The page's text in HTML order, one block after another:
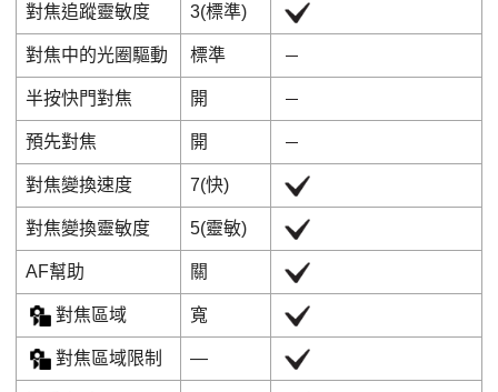
對焦追蹤靈敏度 3(標準)
對焦中的光圈驅動 標準
半按快門對焦 開
預先對焦 開
對焦變換速度 7(快)
對焦變換靈敏度 5(靈敏)
AF幫助 關
對焦區域 寬
對焦區域限制 ―